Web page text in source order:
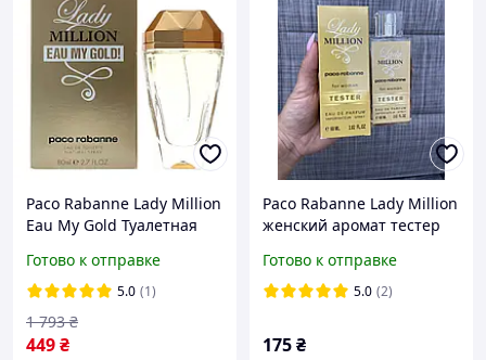
Paco Rabanne Lady Million
Eau My Gold Туалетная
Женская парфюмерия
Paco Rabanne Paco)
Готово к отправке
5.0 (1)
449₴
1 793 ₴
Paco Rabanne Lady Million
женский аромат тестер
Готово к отправке
5.0 (2)
175₴